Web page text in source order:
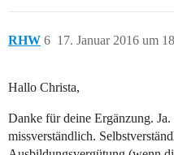
RHW 17. Januar 2016 um
6
Hallo Christa,
Danke für deine Ergänzung.
missverständlich.